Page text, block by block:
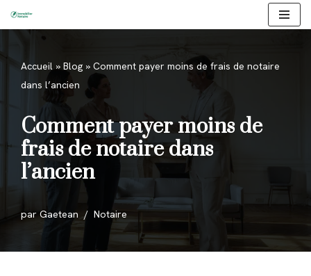
Accueil » Blog » Comment payer moins de frais de notaire
dans l’ancien
Comment payer moins de
frais de notaire dans
l’ancien
par Gaetean Notaire